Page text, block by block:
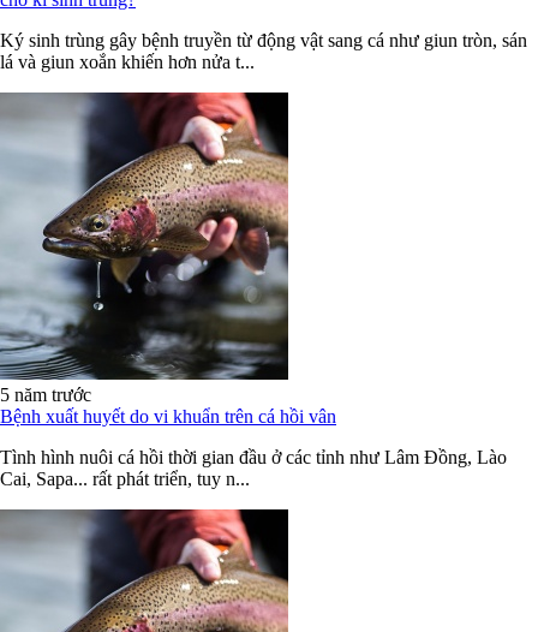
Ký sinh trùng gây bệnh truyền từ động vật sang cá như giun tròn, sán
lá và giun xoắn khiến hơn nửa t...
5 năm trước
Bệnh xuất huyết do vi khuẩn trên cá hồi vân
Tình hình nuôi cá hồi thời gian đầu ở các tỉnh như Lâm Đồng, Lào
Cai, Sapa... rất phát triển, tuy n...